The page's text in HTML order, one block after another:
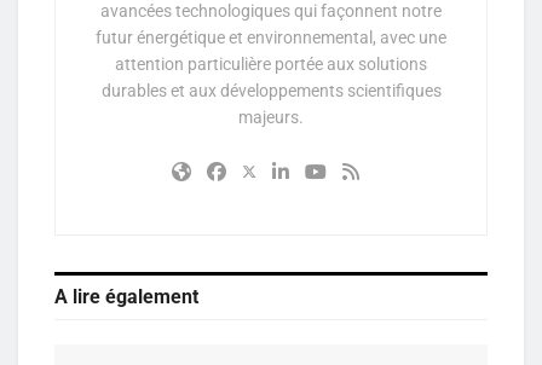
avancées technologiques qui façonnent notre
futur énergétique et environnemental, avec une
attention particulière portée aux solutions
durables et aux développements scientifiques
majeurs.
A lire également